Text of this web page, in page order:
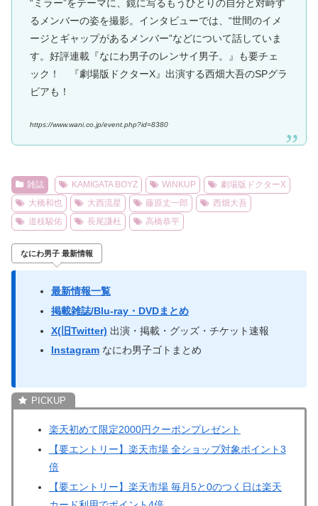
“ミラー”をテーマに、鏡に写るもうひとりの自分と対峙す
るメンバーの姿を撮影。インタビューでは、“世間のイメ
ージとギャップがあるメンバー”などについて話していま
す。好評連載『なにわ男子のレンサイ男子。』も要チェ
ック！ 『劇場版ドクターX』出演する西畑大吾のSPグラ
ビアも！
https://www.wani.co.jp/event.php?id=8380
雑誌 KAMIGATA BOYZ WiNKUP
劇場版ドクターX
大橋和也
大西流星 藤原丈一郎
西畑大吾
道枝駿佑
長尾謙杜 高橋恭平
なにわ男子 最新情報
最新情報一覧
掲載雑誌/Blu-ray・DVDまとめ
X(旧Twitter) 出演・掲載・グッズ・チケット速報
Instagramなにわ男子ゴトまとめ
楽天初めて限定2000円クーポンプレゼント
【要エントリー】楽天市場 全ショップ対象ポイント3
倍
【要エントリー】楽天市場 毎月5と0のつく日は楽天